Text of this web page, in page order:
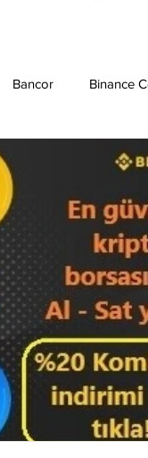
Bancor Binance
Bitcoin Sv
Eos Kripto